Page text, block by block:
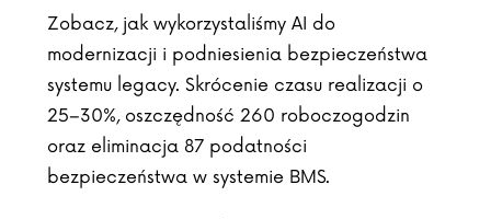
Zobacz, jak wykorzystaliśmy AI do
modernizacji i podniesienia bezpieczeństwa
systemu legacy. Skrócenie czasu realizacji o
25–30%, oszczędność 260 roboczogodzin
oraz eliminacja 87 podatności
bezpieczeństwa w systemie BMS.